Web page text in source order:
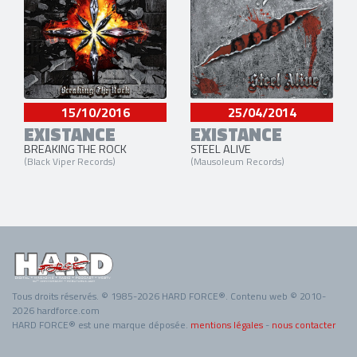
15/10/2016
EXISTANCE
BREAKING THE ROCK
(Black Viper Records)
25/04/2014
EXISTANCE
STEEL ALIVE
(Mausoleum Records)
Tous droits réservés. © 1985-2026 HARD FORCE®. Contenu web © 2010-
2026 hardforce.com
HARD FORCE® est une marque déposée. mentions légales - nous contacter